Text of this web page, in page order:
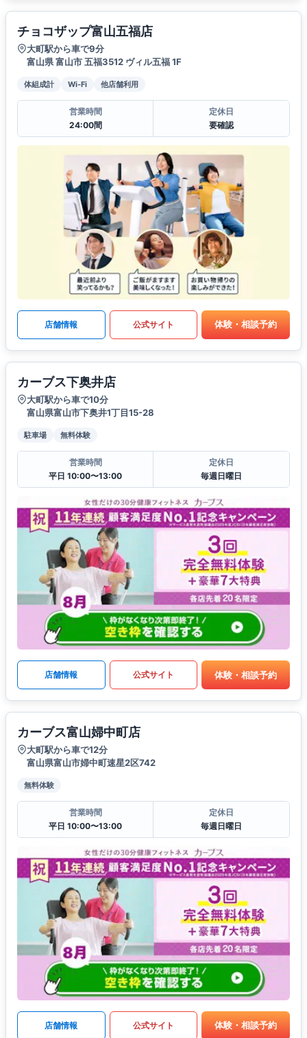
チョコザップ富山五福店
大町駅から車で9分
富山県 富山市 五福3512 ヴィル五福 1F
体組成計 Wi-Fi 他店舗利用
営業時間
24:00間
定休日
要確認
店舗情報 公式サイト 体験・相談予約
カーブス下奥井店
大町駅から車で10分
富山県富山市下奥井1丁目15-28
駐車場 無料体験
営業時間
平日 10:00〜13:00
定休日
毎週日曜日
店舗情報 公式サイト 体験・相談予約
カーブス富山婦中町店
大町駅から車で12分
富山県富山市婦中町速星2区742
無料体験
営業時間
平日 10:00〜13:00
定休日
毎週日曜日
店舗情報 公式サイト 体験・相談予約